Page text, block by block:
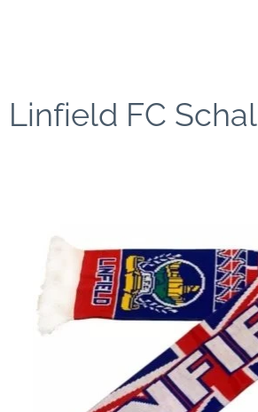
Linfield FC Schal